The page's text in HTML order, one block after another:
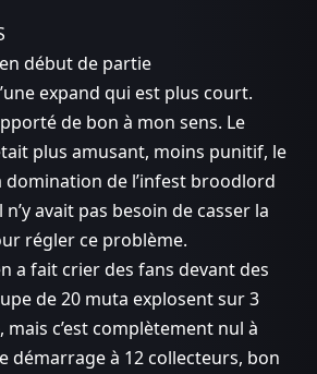
début de partie
expand qui est plus court.
de bon à mon sens. Le
plus amusant, moins punitif, le
de l’infest broodlord
avait pas besoin de casser la
régler ce problème.
a fait crier des fans devant des
de 20 muta explosent sur 3
mais c’est complètement nul à
démarrage à 12 collecteurs, bon